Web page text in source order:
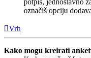
označiš opciju
Vrh
Kako mogu kreirati